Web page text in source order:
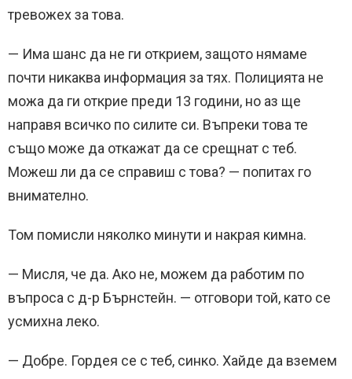
тревожех за това.
— Има шанс да не ги открием, защото нямаме
почти никаква информация за тях. Полицията не
можа да ги открие преди 13 години, но аз ще
направя всичко по силите си. Въпреки това те
също може да откажат да се срещнат с теб.
Можеш ли да се справиш с това? — попитах го
внимателно.
Том помисли няколко минути и накрая кимна.
— Мисля, че да. Ако не, можем да работим по
въпроса с д-р Бърнстейн. — отговори той, като се
усмихна леко.
— Добре. Гордея се с теб, синко. Хайде да вземем